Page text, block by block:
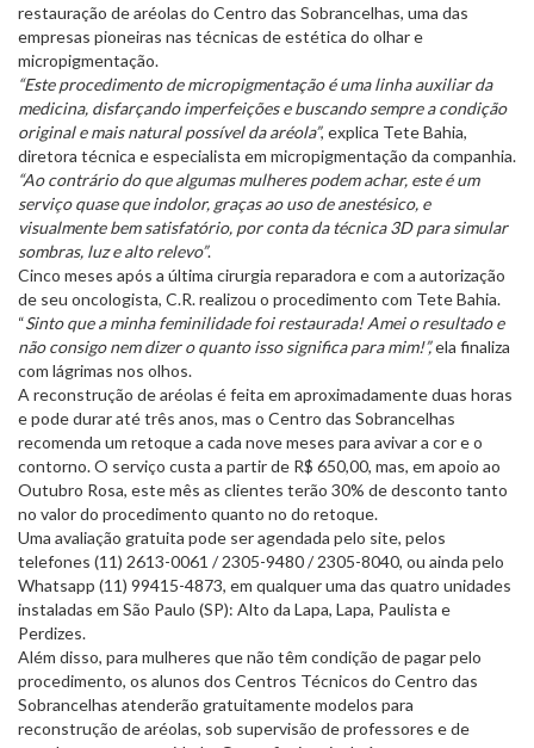
restauração de aréolas do Centro das Sobrancelhas, uma das
empresas pioneiras nas técnicas de estética do olhar e
micropigmentação.
“Este procedimento de micropigmentação é uma linha auxiliar da
medicina, disfarçando imperfeições e buscando sempre a condição
original e mais natural possível da aréola”, explica Tete Bahia,
diretora técnica e especialista em micropigmentação da companhia.
“Ao contrário do que algumas mulheres podem achar, este é um
serviço quase que indolor, graças ao uso de anestésico, e
visualmente bem satisfatório, por conta da técnica 3D para simular
sombras, luz e alto relevo”.
Cinco meses após a última cirurgia reparadora e com a autorização
de seu oncologista, C.R. realizou o procedimento com Tete Bahia.
“Sinto que a minha feminilidade foi restaurada! Amei o resultado e
não consigo nem dizer o quanto isso significa para mim!”,ela finaliza
com lágrimas nos olhos.
A reconstrução de aréolas é feita em aproximadamente duas horas
e pode durar até três anos, mas o Centro das Sobrancelhas
recomenda um retoque a cada nove meses para avivar a cor e o
contorno. O serviço custa a partir de R$ 650,00, mas, em apoio ao
Outubro Rosa, este mês as clientes terão 30% de desconto tanto
no valor do procedimento quanto no do retoque.
Uma avaliação gratuita pode ser agendada pelo site, pelos
telefones (11) 2613-0061 / 2305-9480 / 2305-8040, ou ainda pelo
Whatsapp (11) 99415-4873, em qualquer uma das quatro unidades
instaladas em São Paulo (SP): Alto da Lapa, Lapa, Paulista e
Perdizes.
Além disso, para mulheres que não têm condição de pagar pelo
procedimento, os alunos dos Centros Técnicos do Centro das
Sobrancelhas atenderão gratuitamente modelos para
reconstrução de aréolas, sob supervisão de professores e de